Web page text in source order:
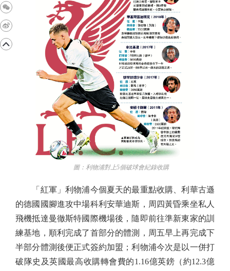
圖：利物浦對上5個破球會紀錄收購
「紅軍」利物浦今個夏天的最重點收購、利華古遜
的德國國腳進攻中場科利安華迪斯，周四黃昏乘坐私人
飛機抵達曼徹斯特國際機場後，隨即前往準新東家的訓
練基地，順利完成了首部分的體測，周五早上再完成下
半部分體測後便正式簽約加盟；利物浦今次是以一併打
破隊史及英國最高收購轉會費的1.16億英鎊（約12.3億